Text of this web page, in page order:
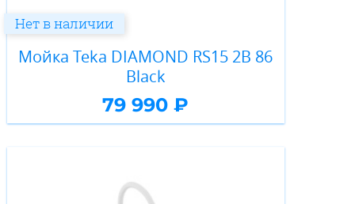
Мойка Teka DIAMOND RS15 2B 86
Black
79 990 ₽
Нет в наличии